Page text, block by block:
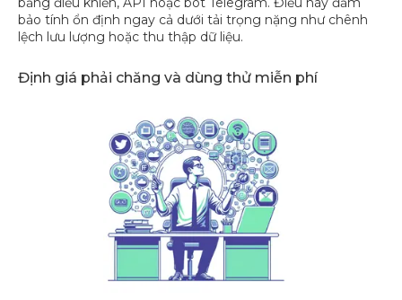
bảo tính ổn định ngay cả dưới tải trọng nặng như chênh
lệch lưu lượng hoặc thu thập dữ liệu.
Định giá phải chăng và dùng thử miễn phí